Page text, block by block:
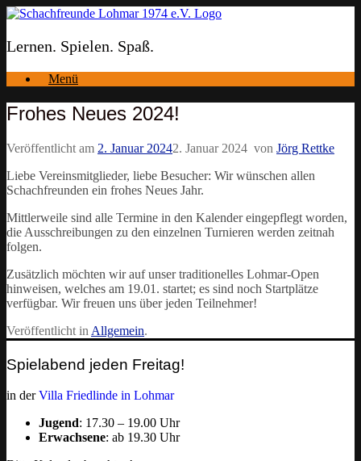
Zum
springen
Lernen. Spielen. Spaß.
Menü
Frohes Neues 2024!
Veröffentlicht am 2. Januar 20242. Januar 2024 von Jörg Rettke
Liebe Vereinsmitglieder, liebe Besucher: Wir wünschen allen
Schachfreunden ein frohes Neues Jahr.
Mittlerweile sind alle Termine in den Kalender eingepflegt worden,
die Ausschreibungen zu den einzelnen Turnieren werden zeitnah
folgen.
Zusätzlich möchten wir auf unser traditionelles Lohmar-Open
hinweisen, welches am 19.01. startet; es sind noch Startplätze
verfügbar. Wir freuen uns über jeden Teilnehmer!
Veröffentlicht in Allgemein.
Spielabend jeden Freitag!
in derVilla Friedlinde in Lohmar
Jugend: 17.30 – 19.00 Uhr
Erwachsene: ab 19.30 Uhr